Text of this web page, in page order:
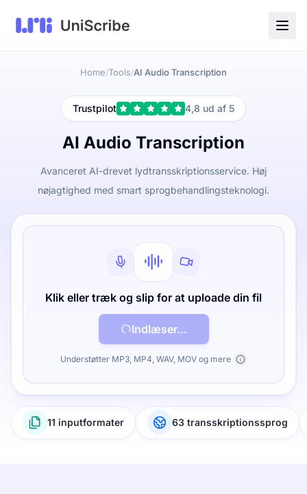
Home/Tools/AI Audio Transcription
Trustpilot 4,8 ud af 5
AI Audio Transcription
Avanceret AI-drevet lydtransskriptionsservice. Høj
nøjagtighed med smart sprogbehandlingsteknologi.
Klik eller træk og slip for at uploade din fil
Indlæser...
Understøtter MP3, MP4, WAV, MOV og mere
11 inputformater 63 transskriptionssprog